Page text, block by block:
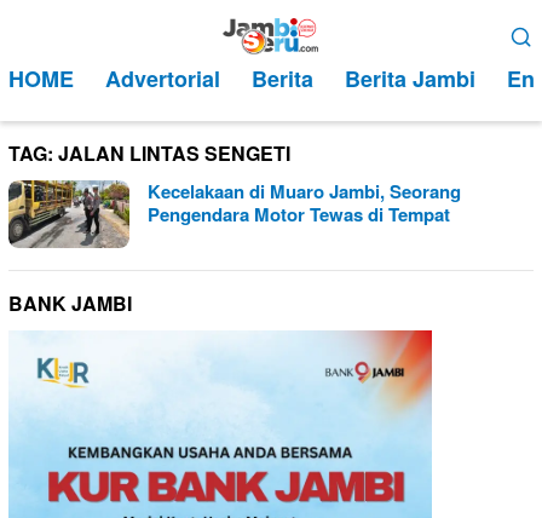
kontenMobile
HOME Advertorial Berita Berita Jambi
TAG: JALAN LINTAS SENGETI
Kecelakaan di Muaro Jambi, Seorang
Pengendara Motor Tewas di Tempat
BANK JAMBI